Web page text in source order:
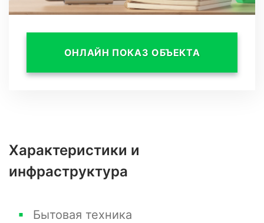
жара от солнца, благодаря удачному
ОНЛАЙН ПОКАЗ ОБЪЕКТА
Характеристики и
инфраструктура
Бытовая техника